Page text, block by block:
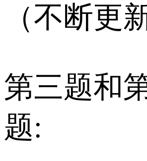
（不断更
第三题和
题: